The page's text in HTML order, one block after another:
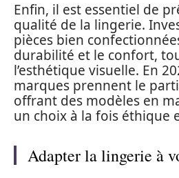
Enfin, il est essentiel de
qualité de la lingerie.
pièces bien
durabilité et le confort,
l’esthétique visuelle. En
marques prennent le
offrant des modèles en
un choix à la fois éthique
Adapter la lingerie à